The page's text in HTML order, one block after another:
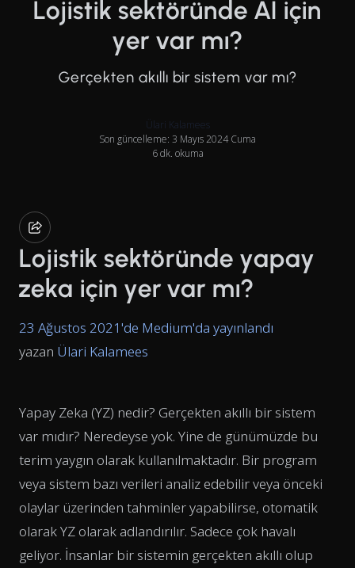
Lojistik sektöründe AI için
yer var mı?
Gerçekten akıllı bir sistem var mı?
Ülari Kalamees
Son güncelleme: 3 Mayıs 2024 Cuma
6 dk. okuma
Lojistik sektöründe yapay
zeka için yer var mı?
23 Ağustos 2021'de Medium'da yayınlandı
yazan Ülari Kalamees
Yapay Zeka (YZ) nedir? Gerçekten akıllı bir sistem
var mıdır? Neredeyse yok. Yine de günümüzde bu
terim yaygın olarak kullanılmaktadır. Bir program
veya sistem bazı verileri analiz edebilir veya önceki
olaylar üzerinden tahminler yapabilirse, otomatik
olarak YZ olarak adlandırılır. Sadece çok havalı
geliyor. İnsanlar bir sistemin gerçekten akıllı olup